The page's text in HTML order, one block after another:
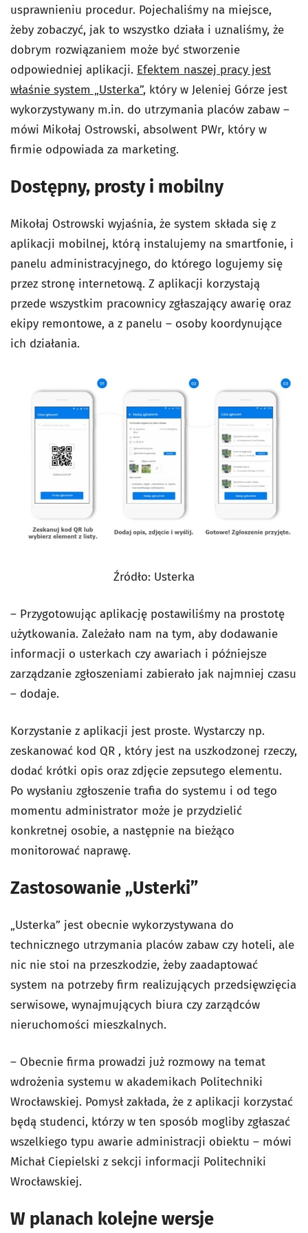
usprawnieniu procedur. Pojechaliśmy na miejsce,
żeby zobaczyć, jak to wszystko działa i uznaliśmy, że
dobrym rozwiązaniem może być stworzenie
odpowiedniej aplikacji. Efektem naszej pracy jest
właśnie system „Usterka”, który w Jeleniej Górze jest
wykorzystywany m.in. do utrzymania placów zabaw –
mówi Mikołaj Ostrowski, absolwent PWr, który w
firmie odpowiada za marketing.
Dostępny, prosty i mobilny
Mikołaj Ostrowski wyjaśnia, że system składa się z
aplikacji mobilnej, którą instalujemy na smartfonie, i
panelu administracyjnego, do którego logujemy się
przez stronę internetową. Z aplikacji korzystają
przede wszystkim pracownicy zgłaszający awarię oraz
ekipy remontowe, a z panelu – osoby koordynujące
ich działania.
Źródło: Usterka
– Przygotowując aplikację postawiliśmy na prostotę
użytkowania. Zależało nam na tym, aby dodawanie
informacji o usterkach czy awariach i późniejsze
zarządzanie zgłoszeniami zabierało jak najmniej czasu
– dodaje.
Korzystanie z aplikacji jest proste. Wystarczy np.
zeskanować kod QR , który jest na uszkodzonej rzeczy,
dodać krótki opis oraz zdjęcie zepsutego elementu.
Po wysłaniu zgłoszenie trafia do systemu i od tego
momentu administrator może je przydzielić
konkretnej osobie, a następnie na bieżąco
monitorować naprawę.
Zastosowanie „Usterki”
„Usterka” jest obecnie wykorzystywana do
technicznego utrzymania placów zabaw czy hoteli, ale
nic nie stoi na przeszkodzie, żeby zaadaptować
system na potrzeby firm realizujących przedsięwzięcia
serwisowe, wynajmujących biura czy zarządców
nieruchomości mieszkalnych.
– Obecnie firma prowadzi już rozmowy na temat
wdrożenia systemu w akademikach Politechniki
Wrocławskiej. Pomysł zakłada, że z aplikacji korzystać
będą studenci, którzy w ten sposób mogliby zgłaszać
wszelkiego typu awarie administracji obiektu – mówi
Michał Ciepielski z sekcji informacji Politechniki
Wrocławskiej.
W planach kolejne wersje